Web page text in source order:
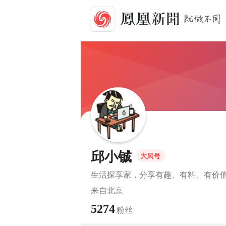
邱小铖
生活探享家，分享有趣、有料、有价
来自北京
5274粉丝